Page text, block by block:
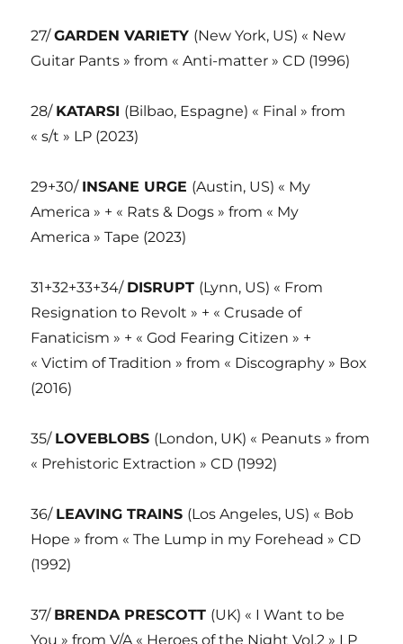
27/GARDEN VARIETY (New York, US) « New
Guitar Pants » from « Anti-matter » CD (1996)
28/ KATARSI (Bilbao, Espagne) « Final » from
« s/t » LP (2023)
29+30/ INSANE URGE (Austin, US) « My
America » + « Rats & Dogs » from « My
America » Tape (2023)
31+32+33+34/ DISRUPT (Lynn, US) « From
Resignation to Revolt » + « Crusade of
Fanaticism » + « God Fearing Citizen » +
« Victim of Tradition » from « Discography » Box
(2016)
35/ LOVEBLOBS (London, UK) « Peanuts » from
« Prehistoric Extraction » CD (1992)
36/ LEAVING TRAINS (Los Angeles, US) « Bob
Hope » from « The Lump in my Forehead » CD
(1992)
37/ BRENDA PRESCOTT (UK) « I Want to be
You » from V/A « Heroes of the Night Vol.2 » LP